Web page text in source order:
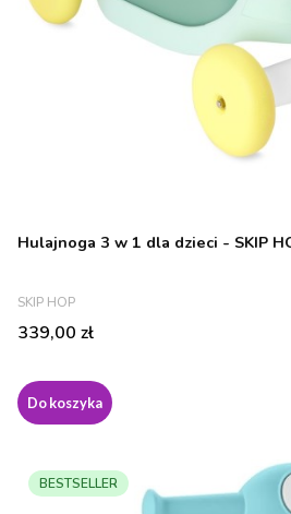
Hulajnoga 3 w 1 dla dzieci - SKIP
PRODUCENT
SKIP HOP
Cena
339,00 zł
Do koszyka
BESTSELLER